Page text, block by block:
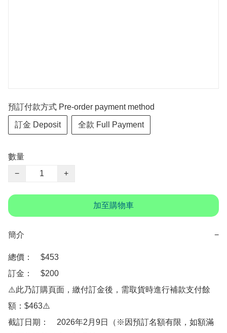
預訂付款方式 Pre-order payment method
訂金 Deposit 全款 Full Payment
數量
−
+
加至購物車
簡介 −
總價：　$453
訂金：　$200
⚠️此乃訂購頁面，繳付訂金後，需取貨時進行補款支付餘
額：$463⚠️
截訂日期：　2026年2月9日（※因預訂名額有限，如額滿